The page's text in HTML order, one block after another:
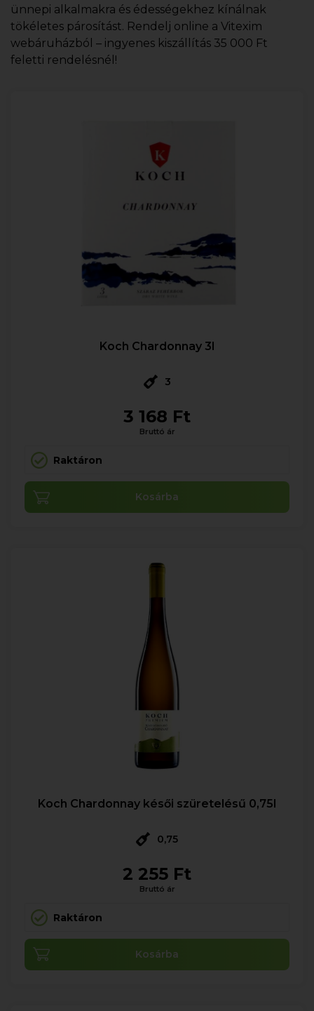
ünnepi alkalmakra és édességekhez kínálnak
tökéletes párosítást. Rendelj online a Vitexim
webáruházból – ingyenes kiszállítás 35 000 Ft
feletti rendelésnél!
Koch Chardonnay 3l
3
3 168 Ft
Bruttó ár
Raktáron
Kosárba
Koch Chardonnay késői szüretelésű 0,75l
0,75
2 255 Ft
Bruttó ár
Raktáron
Kosárba